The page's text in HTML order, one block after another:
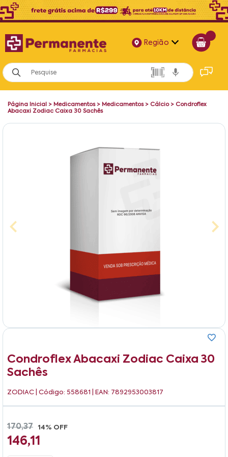
Região
Alagoas
Bahia
Página Inicial > Medicamentos> Medicamentos> Cálcio> Condroflex
Abacaxi Zodiac Caixa 30 Sachês
Condroflex Abacaxi Zodiac Caixa 30
Sachês
ZODIAC | Código: 558681 | EAN: 7892953003817
170,37 14% OFF
146,11